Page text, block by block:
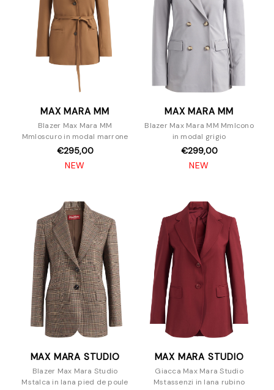
MAX MARA MM
Blazer Max Mara MM
Mmloscuro in modal marrone
€295,00
NEW
MAX MARA MM
Blazer Max Mara MM Mmlcono
in modal grigio
€299,00
NEW
MAX MARA STUDIO
Blazer Max Mara Studio
Mstalca in lana pied de poule
MAX MARA STUDIO
Giacca Max Mara Studio
Mstassenzi in lana rubino